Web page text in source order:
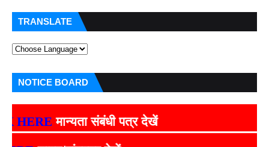
TRANSLATE
NOTICE BOARD
मान्यता संबंधी पत्र देखें